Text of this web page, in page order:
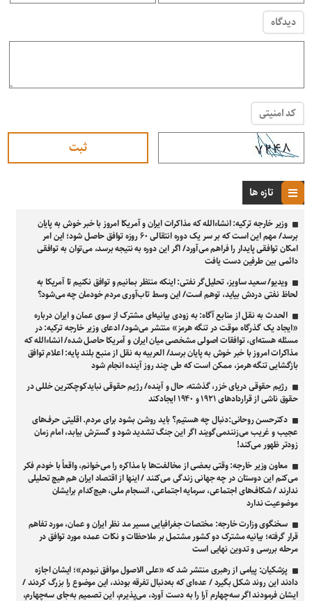
دیدگاه
کد امنیتی
تازه ها
وزیر خارجه ترکیه: انشاءالله که مذاکرات ایران و آمریکا امروز با خبر خوش به پایان
برسد/ مهم این است که بر سر یک دوره انتقالی ۶۰ روزه توافق حاصل شود؛ این امر
امکان توافقی پایدار را فراهم می‌آورد/ اگر این دوره به نتیجه برسد، می‌توان به توافقی
دائمی بین طرفین دست یافت
ویدیو/ سعید ساویز، تحلیل‌گر نفتی: اینکه منتظر بمانیم و توافق نکنیم تا آمریکا به
لحاظ نفتی دردش بیاید، توهم است/ این وسط تاب‌آوری مردم خودمان چه می‌شود؟
الحدث به نقل از منابع آگاه: به زودی بیانیه‌ای مشترک از سوی عمان و ایران درباره
«ایجاد یک گذرگاه موقت در تنگه هرمز» منتشر می‌شود/ ادعای وزیر خارجه ترکیه: در
مسئله هسته‌ای، توافقات اصولی مشخصی میان ایران و آمریکا حاصل شده/ انشاءالله که
مذاکرات امروز با خبر خوش به پایان برسد/ العربیه به نقل از منبع بلند پایه: اعلام توافق
بازگشایی تنگه هرمز، ممکن است که طی چند روز آینده انجام شود
رژیم حقوقی دریای خزر، گذشته، حال و آینده/ رژیم حقوقی نبایدکوچکترین خللی در
حقوق ناشی از قراردادهای ۱۹۲۱ و ۱۹۴۰ ایجادکند
دکترحسن روحانی:دنبال چه هستیم؟ باید روشن بشود برای مردم. اقلیتی حرف‌های
عجیب و غریب می‌زنندمی‌گویند اگر این جنگ تشدید شود و گسترش بیابد، امام زمان
زودتر ظهور می‌کند!
معاون وزیر خارجه: وقتی بعضی از مخالفت‌ها با مذاکره را می‌خوانم، واقعاً با خودم فکر
می‌کنم این دوستان در چه جهانی زندگی می‌کنند / اینها از اقتصاد ایران هم هیچ تحلیلی
ندارند / شکاف‌های اجتماعی، سرمایه اجتماعی، انسجام ملی، هیچ‌کدام برایشان
موضوعیت ندارد
سخنگوی وزارت خارجه: مختصات جغرافیایی مسیر مد نظر ایران و عمان، مورد تفاهم
قرار گرفته؛ بیانیه مشترک دو کشور مشتمل بر ملاحظات و نکات عمده مورد توافق در
مرحله بررسی و تدوین نهایی است
پزشکیان: پیامی از رهبری منتشر شد که «علی الاصول موافق نبودم»؛ ایشان اجازه
دادند این روند شکل بگیرد / عده‌ای که به‌دنبال تفرقه بودند، این موضوع را بزرگ کردند /
ایشان فرمودند اگر سه‌چهارم آرا را به دست آورد، می‌پذیرم، این تصمیم به‌جای سه‌چهارم،